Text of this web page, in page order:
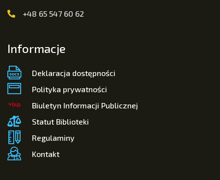
+48 65 547 60 62
Informacje
Deklaracja dostępności
Polityka prywatności
Biuletyn Informacji Publicznej
Statut Biblioteki
Regulaminy
Kontakt